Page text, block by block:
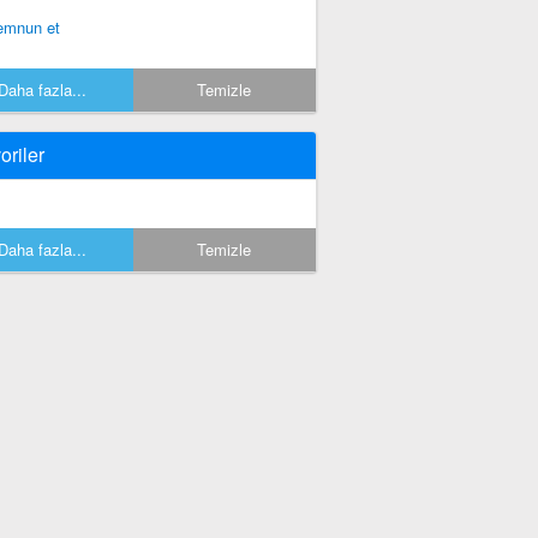
et
Daha fazla... Temizle
Daha fazla... Temizle